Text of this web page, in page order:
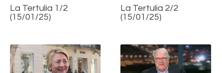
La Tertulia 1/2
(15/01/25)
La Tertulia 2/2
(15/01/25)